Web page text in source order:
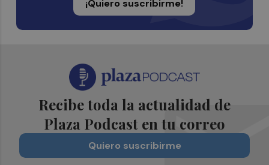
¡Quiero suscribirme!
Recibe toda la actualidad de
Plaza Podcast en tu correo
Quiero suscribirme